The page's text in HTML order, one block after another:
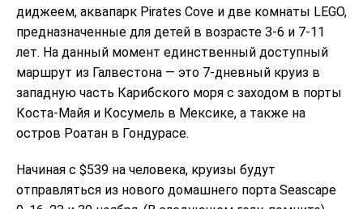
диджеем, аквапарк Pirates Cove и две комнаты LEGO,
предназначенные для детей в возрасте 3-6 и 7-11
лет. На данный момент единственный доступный
маршрут из Галвестона — это 7-дневный круиз в
западную часть Карибского моря с заходом в порты
Коста-Майя и Косумель в Мексике, а также на
остров Роатан в Гондурасе.
Начиная с $539 на человека, круизы будут
отправляться из нового домашнего порта Seascape